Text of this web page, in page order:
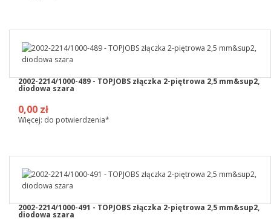
2002-2214/1000-489 - TOPJOBS złączka 2-piętrowa 2,5 mm&sup2,
diodowa szara
0,00 zł
Więcej: do potwierdzenia*
2002-2214/1000-491 - TOPJOBS złączka 2-piętrowa 2,5 mm&sup2,
diodowa szara